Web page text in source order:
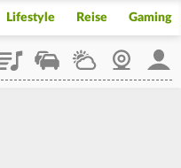
Lifestyle Reise Gaming
StaupilotWetterWebcam